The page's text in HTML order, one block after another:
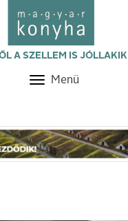
A SZELLEM IS JÓLLAKIK
Toggle
Menü